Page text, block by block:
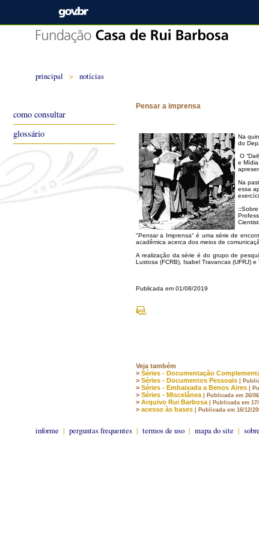
principal > notícias
Pensar a imprensa
Na
do
O
e
Na
essa
::
"Pensar a Imprensa" é uma série de
acadêmica acerca dos meios de
A realização da série é do grupo de
Lustosa (FCRB), Isabel Travancas (UFRJ) e
Publicada em 01/08/2019
Veja também
> Séries - Documentação
> Séries - Documentos Pessoais |
> Séries - Embaixada a Benos Aires |
> Séries - Miscelânea | Publicada em 26/
> Arquivo Rui Barbosa | Publicada em
> acesso às bases | Publicada em 16/12/
informe | perguntas frequentes | termos de uso | mapa do site |
como consultar
glossário